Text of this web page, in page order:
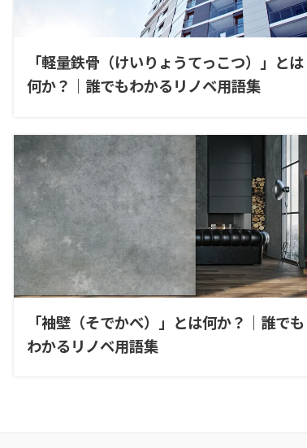
「軽量鉄骨（けいりょうてっこつ）」とは
何か？｜誰でもわかるリノベ用語集
「袖壁（そでかべ）」とは何か？｜誰でも
わかるリノベ用語集